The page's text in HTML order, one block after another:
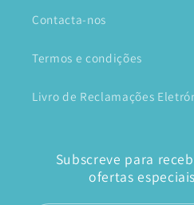
Contacta-nos
Termos e condições
Livro de Reclamações
Subscreve para
ofertas